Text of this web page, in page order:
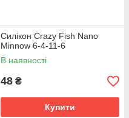
Силікон Crazy Fish Nano
Minnow 6-4-11-6
В наявності
48 ₴
Купити